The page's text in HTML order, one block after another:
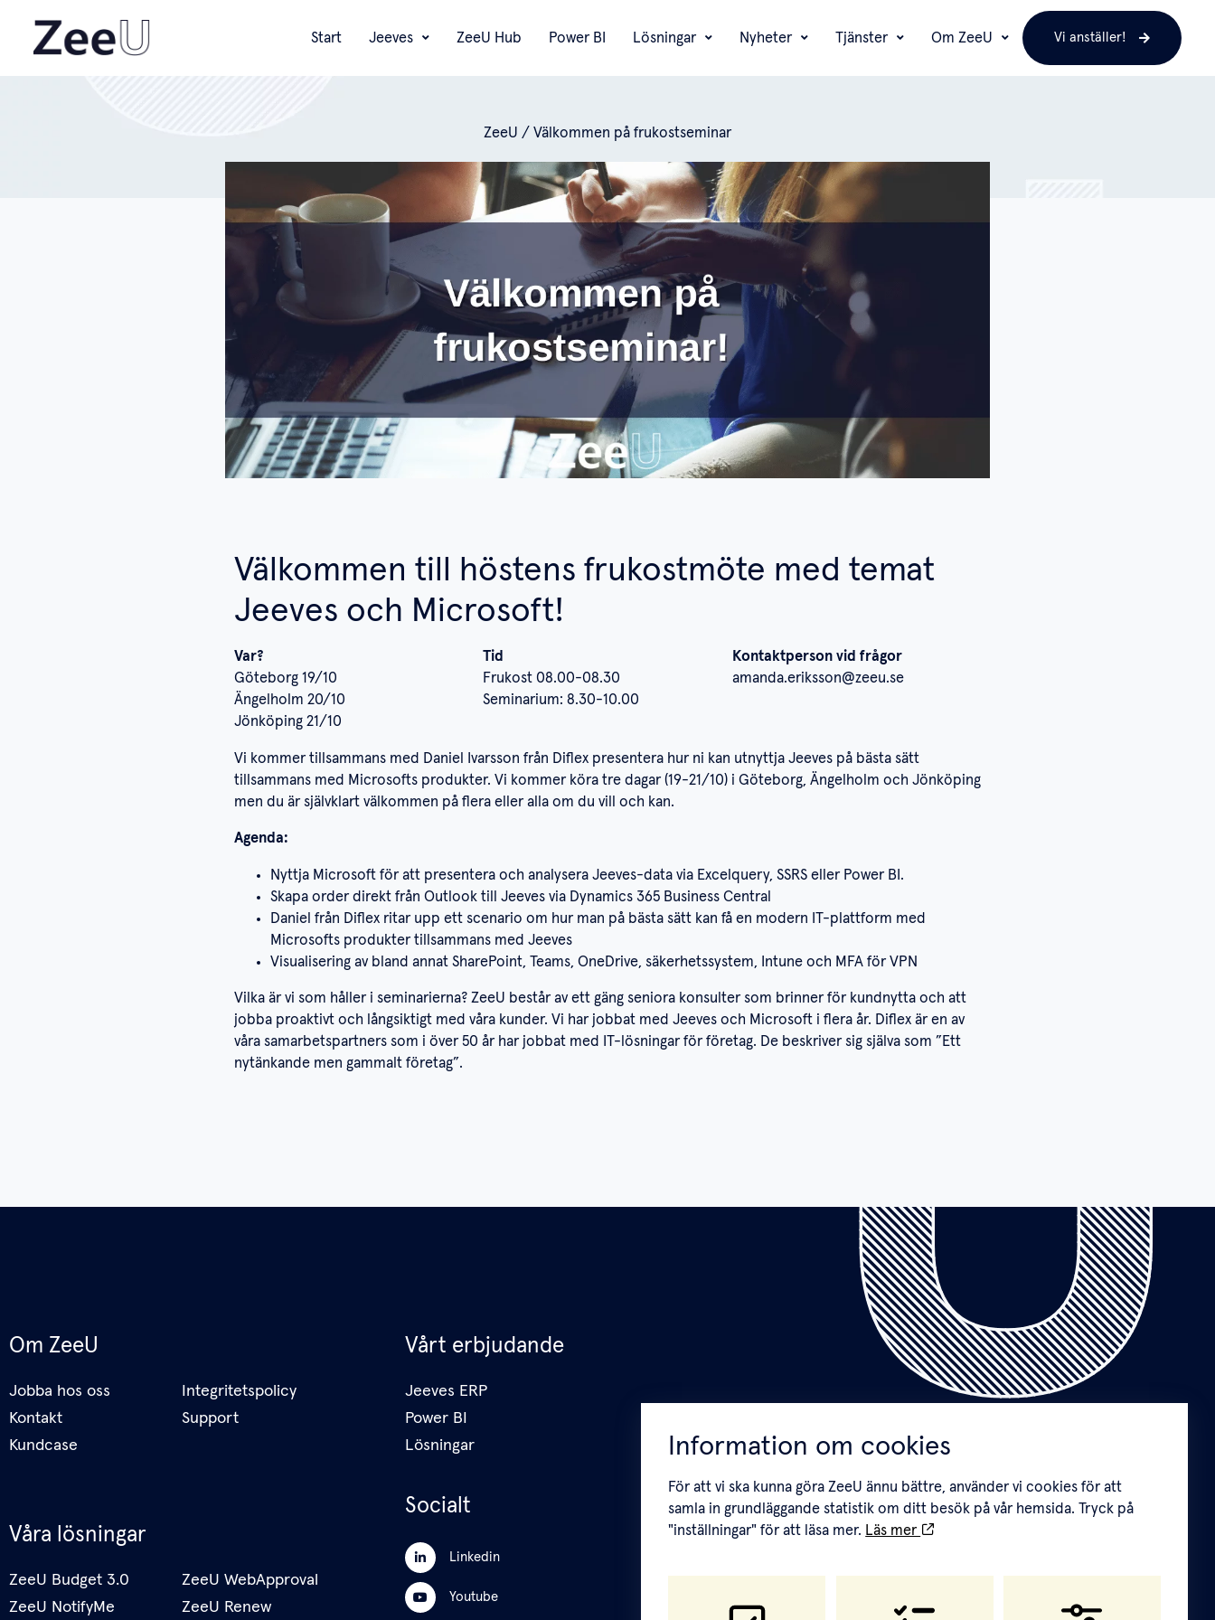
Start Jeeves ZeeU Hub Power BI Lösningar Nyheter Tjänster Om ZeeU Vi anställer!
ZeeU / Välkommen på frukostseminar
Välkommen till höstens frukostmöte med temat
Jeeves och Microsoft!
Var?
Göteborg 19/10
Ängelholm 20/10
Jönköping 21/10
Tid
Frukost 08.00-08.30
Seminarium: 8.30-10.00
Kontaktperson vid frågor
amanda.eriksson@zeeu.se
Vi kommer tillsammans med Daniel Ivarsson från Diflex presentera hur ni kan utnyttja Jeeves på bästa sätt
tillsammans med Microsofts produkter. Vi kommer köra tre dagar (19-21/10) i Göteborg, Ängelholm och Jönköping
men du är självklart välkommen på flera eller alla om du vill och kan.
Agenda:
Nyttja Microsoft för att presentera och analysera Jeeves-data via Excelquery, SSRS eller Power BI.
Skapa order direkt från Outlook till Jeeves via Dynamics 365 Business Central
Daniel från Diflex ritar upp ett scenario om hur man på bästa sätt kan få en modern IT-plattform med
Microsofts produkter tillsammans med Jeeves
Visualisering av bland annat SharePoint, Teams, OneDrive, säkerhetssystem, Intune och MFA för VPN
Vilka är vi som håller i seminarierna? ZeeU består av ett gäng seniora konsulter som brinner för kundnytta och att
jobba proaktivt och långsiktigt med våra kunder. Vi har jobbat med Jeeves och Microsoft i flera år. Diflex är en av
våra samarbetspartners som i över 50 år har jobbat med IT-lösningar för företag. De beskriver sig själva som ”Ett
nytänkande men gammalt företag”.
Om ZeeU
Jobba hos oss
Kontakt
Kundcase
Integritetspolicy
Support
Våra lösningar
ZeeU Budget 3.0
ZeeU NotifyMe
ZeeU WebApproval
ZeeU Renew
Vårt erbjudande
Jeeves ERP
Power BI
Lösningar
Socialt
Linkedin
Youtube
Information om cookies
För att vi ska kunna göra ZeeU ännu bättre, använder vi cookies för att
samla in grundläggande statistik om ditt besök på vår hemsida. Tryck på
"inställningar" för att läsa mer. Läs mer